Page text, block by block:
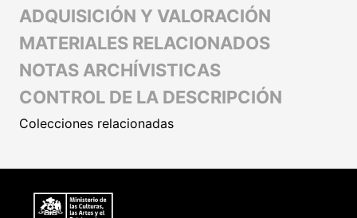
ADQUISICIÓN Y VALORACIÓN
MATERIALES RELACIONADOS
NOTAS ARCHÍVISTICAS
CONTROL DE LA DESCRIPCIÓN
Colecciones relacionadas